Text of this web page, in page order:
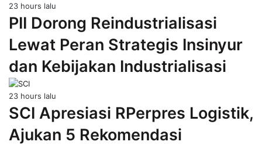
23 hours lalu
PII Dorong Reindustrialisasi
Lewat Peran Strategis Insinyur
dan Kebijakan Industrialisasi
23 hours lalu
SCI Apresiasi RPerpres Logistik,
Ajukan 5 Rekomendasi